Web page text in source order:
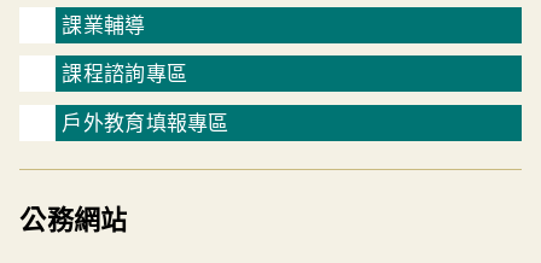
課業輔導
課程諮詢專區
戶外教育填報專區
公務網站